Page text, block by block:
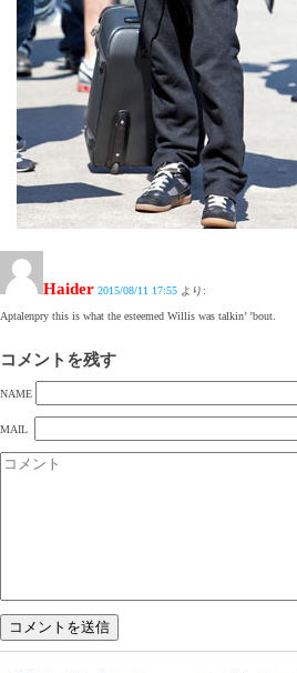
Haider 2015/08/11 17:55 より:
Aptalenpry this is what the esteemed Willis was talkin’ ’bout.
コメントを残す
NAME
MAIL